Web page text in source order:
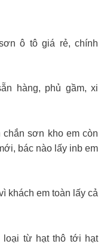
ô tô giá rẻ, chính
hàng, phủ gầm, xi
sơn kho em còn
bác nào lấy inb em
khách em toàn lấy cả
loại từ hạt thô tới hạt